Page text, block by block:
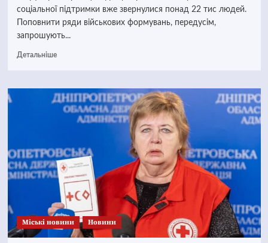
соціальної підтримки вже звернулися понад 22 тис людей.
Поповнити ряди військових формувань, передусім,
запрошують...
Детальніше
Mіські новини Новини